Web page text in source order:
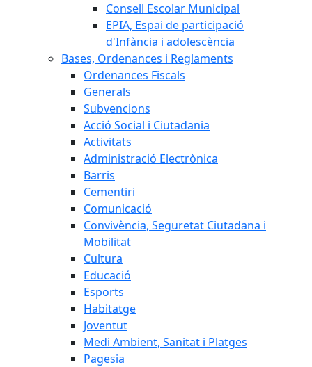
Consell Escolar Municipal
EPIA, Espai de participació
d'Infància i adolescència
Bases, Ordenances i Reglaments
Ordenances Fiscals
Generals
Subvencions
Acció Social i Ciutadania
Activitats
Administració Electrònica
Barris
Cementiri
Comunicació
Convivència, Seguretat Ciutadana i
Mobilitat
Cultura
Educació
Esports
Habitatge
Joventut
Medi Ambient, Sanitat i Platges
Pagesia